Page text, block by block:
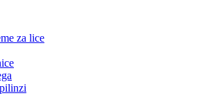
za lice